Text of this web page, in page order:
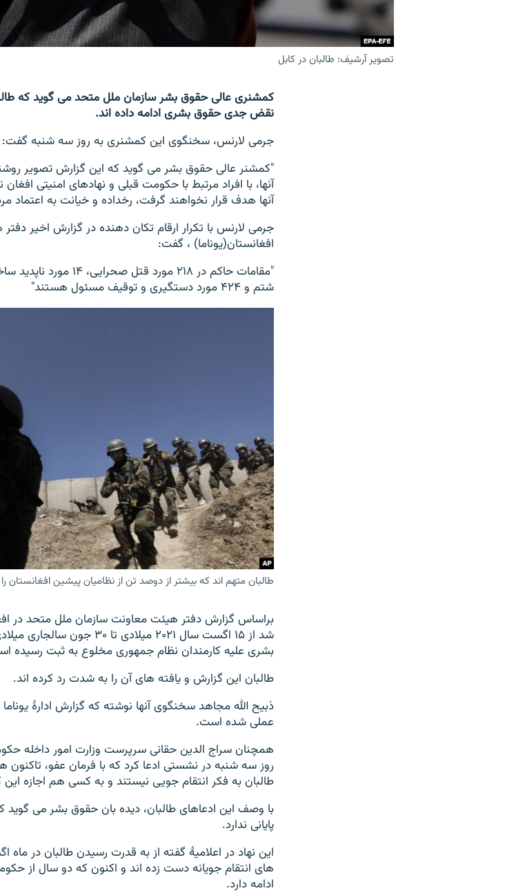
تصویر آرشیف: طالبان در کابل
کمشنری عالی حقوق بشر سازمان ملل متحد می گوید که
نقض جدی حقوق بشری ادامه داده اند.
جرمی لارنس، سخنگوی این کمشنری به روز سه شنبه گفت:
"کمشنر عالی حقوق بشر می گوید که این گزارش تصویر روشنی
آنها، با افراد مرتبط با حکومت قبلی و نهادهای امنیتی
آنها هدف قرار نخواهند گرفت، رخداده و خیانت به اعتماد
جرمی لارنس با تکرار ارقام تکان دهنده در گزارش اخیر
افغانستان(یوناما) ، گفت:
شتم و ۴۲۴ مورد دستگیری و توقیف مسئول هستند"
طالبان متهم اند که بیشتر از دوصد تن از نظامیان پیشین افغانستان
براساس گزارش دفتر هیئت معاونت سازمان ملل متحد در
بشری علیه کارمندان نظام جمهوری مخلوع به ثبت رسیده
طالبان این گزارش و یافته های آن را به شدت رد کرده اند.
ذبیح الله مجاهد سخنگوی آنها نوشته که گزارش ادارۀ
عملی شده است.
همچنان سراج الدین حقانی سرپرست وزارت امور داخله
روز سه شنبه در نشستی ادعا کرد که با فرمان عفو، تاکنون
طالبان به فکر انتقام جویی نیستند و به کسی هم اجازه این
با وصف این ادعاهای طالبان، دیده بان حقوق بشر می گوید
پایانی ندارد.
های انتقام جویانه دست زده اند و اکنون که دو سال از
ادامه دارد.